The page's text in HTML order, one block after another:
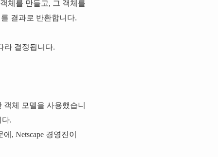
체를 만들고, 그 객체를
결과로 반환합니다.
라 결정됩니다.
체 모델을 사용했습니
.
, Netscape 경영진이